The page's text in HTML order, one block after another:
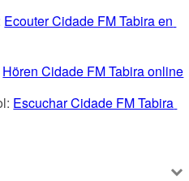
Ecouter Cidade FM Tabira en
Hören Cidade FM Tabira online
Escuchar Cidade FM Tabira